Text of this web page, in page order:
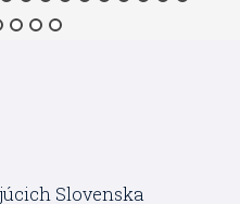
Slovenska